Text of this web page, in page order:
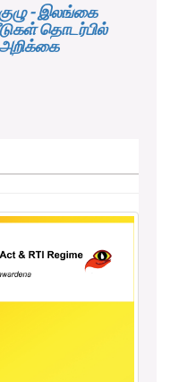
- இலங்கை
தொடர்பில்